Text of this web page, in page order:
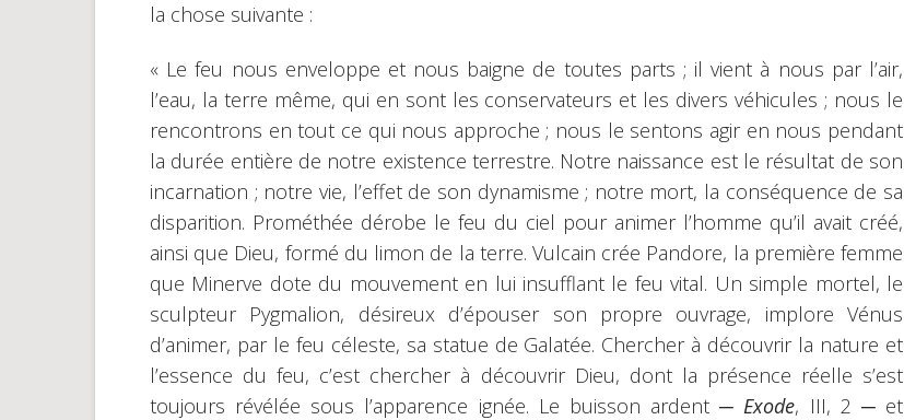
la chose suivante :
« Le feu nous enveloppe et nous baigne de toutes parts ; il vient à nous par l’air,
l’eau, la terre même, qui en sont les conservateurs et les divers véhicules ; nous le
rencontrons en tout ce qui nous approche ; nous le sentons agir en nous pendant
la durée entière de notre existence terrestre. Notre naissance est le résultat de son
incarnation ; notre vie, l’effet de son dynamisme ; notre mort, la conséquence de sa
disparition. Prométhée dérobe le feu du ciel pour animer l’homme qu’il avait créé,
ainsi que Dieu, formé du limon de la terre. Vulcain crée Pandore, la première femme
que Minerve dote du mouvement en lui insufflant le feu vital. Un simple mortel, le
sculpteur Pygmalion, désireux d’épouser son propre ouvrage, implore Vénus
d’animer, par le feu céleste, sa statue de Galatée. Chercher à découvrir la nature et
l’essence du feu, c’est chercher à découvrir Dieu, dont la présence réelle s’est
toujours révélée sous l’apparence ignée. Le buisson ardent ─Exode, III, 2 ─ et